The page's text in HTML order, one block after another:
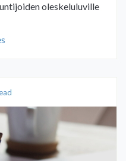
oleskeluluville